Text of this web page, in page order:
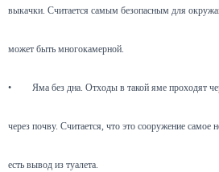
выкачки. Считается самым безопасным для
может быть многокамерной.
• Яма без дна. Отходы в такой яме проходят
через почву. Считается, что это сооружение самое
есть вывод из туалета.